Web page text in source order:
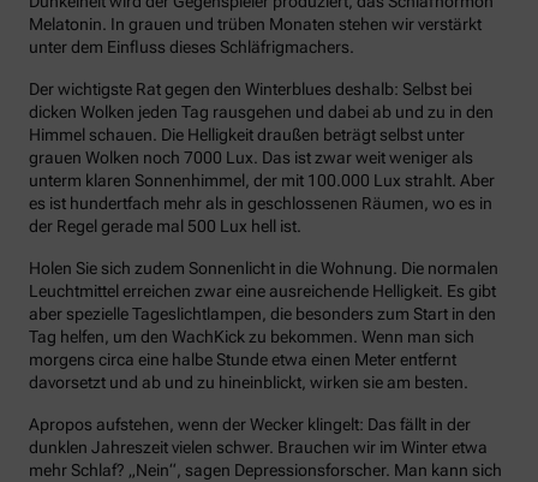
Melatonin. In grauen und trüben Monaten stehen wir verstärkt
unter dem Einfluss dieses Schläfrigmachers.
Der wichtigste Rat gegen den Winterblues deshalb: Selbst bei
dicken Wolken jeden Tag rausgehen und dabei ab und zu in den
Himmel schauen. Die Helligkeit draußen beträgt selbst unter
grauen Wolken noch 7000 Lux. Das ist zwar weit weniger als
unterm klaren Sonnenhimmel, der mit 100.000 Lux strahlt. Aber
es ist hundertfach mehr als in geschlossenen Räumen, wo es in
der Regel gerade mal 500 Lux hell ist.
Holen Sie sich zudem Sonnenlicht in die Wohnung. Die normalen
Leuchtmittel erreichen zwar eine ausreichende Helligkeit. Es gibt
aber spezielle Tageslichtlampen, die besonders zum Start in den
Tag helfen, um den WachKick zu bekommen. Wenn man sich
morgens circa eine halbe Stunde etwa einen Meter entfernt
davorsetzt und ab und zu hineinblickt, wirken sie am besten.
Apropos aufstehen, wenn der Wecker klingelt: Das fällt in der
dunklen Jahreszeit vielen schwer. Brauchen wir im Winter etwa
mehr Schlaf? „Nein“, sagen Depressionsforscher. Man kann sich